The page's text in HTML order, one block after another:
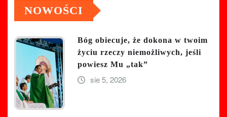
NOWOŚCI
Bóg obiecuje, że dokona w twoim
życiu rzeczy niemożliwych, jeśli
powiesz Mu „tak”
sie 5, 2026